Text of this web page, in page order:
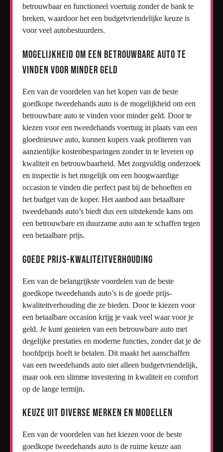
betrouwbaar en functioneel voertuig zonder de bank te
breken, waardoor het een budgetvriendelijke keuze is
voor veel autobestuurders.
Mogelijkheid om een betrouwbare auto te
vinden voor minder geld
Een van de voordelen van het kopen van de beste
goedkope tweedehands auto is de mogelijkheid om een
betrouwbare auto te vinden voor minder geld. Door te
kiezen voor een tweedehands voertuig in plaats van een
gloednieuwe auto, kunnen kopers vaak profiteren van
aanzienlijke kostenbesparingen zonder in te leveren op
kwaliteit en betrouwbaarheid. Met zorgvuldig onderzoek
en inspectie is het mogelijk om een hoogwaardige
occasion te vinden die perfect past bij de behoeften en
het budget van de koper. Het aanbod aan betaalbare
tweedehands auto’s biedt dus een uitstekende kans om
een betrouwbare en duurzame auto aan te schaffen tegen
een betaalbare prijs.
Goede prijs-kwaliteitverhouding
Een van de belangrijkste voordelen van de beste
goedkope tweedehands auto’s is de goede prijs-
kwaliteitverhouding die ze bieden. Door te kiezen voor
een betaalbare occasion krijg je vaak veel waar voor je
geld. Je kunt genieten van een betrouwbare auto met
degelijke prestaties en moderne functies, zonder dat je de
hoofdprijs hoeft te betalen. Dit maakt het aanschaffen
van een tweedehands auto niet alleen budgetvriendelijk,
maar ook een slimme investering in kwaliteit en comfort
op de lange termijn.
Keuze uit diverse merken en modellen
Een van de voordelen van het kiezen voor de beste
goedkope tweedehands auto is de ruime keuze aan